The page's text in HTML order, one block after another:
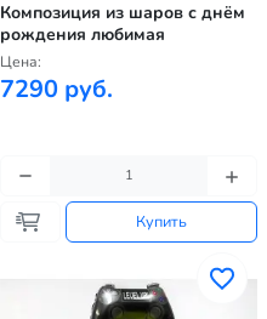
Композиция из шаров с днём
рождения любимая
Цена:
7290 руб.
Купить